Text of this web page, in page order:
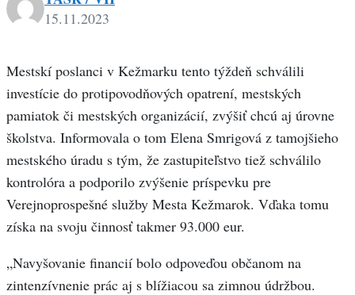
15.11.2023
Mestskí poslanci v Kežmarku tento týždeň schválili
investície do protipovodňových opatrení, mestských
pamiatok či mestských organizácií, zvýšiť chcú aj úrovne
školstva. Informovala o tom Elena Smrigová z tamojšieho
mestského úradu s tým, že zastupiteľstvo tiež schválilo
kontrolóra a podporilo zvýšenie príspevku pre
Verejnoprospešné služby Mesta Kežmarok. Vďaka tomu
získa na svoju činnosť takmer 93.000 eur.
„Navyšovanie financií bolo odpoveďou občanom na
zintenzívnenie prác aj s blížiacou sa zimnou údržbou.